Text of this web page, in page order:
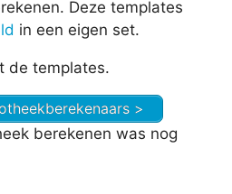
Deze templates
in een eigen set.
de templates.
>
berekenen was nog